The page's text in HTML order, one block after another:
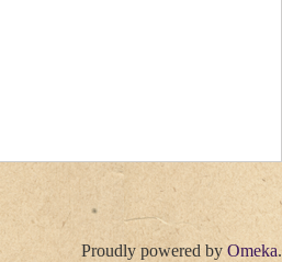
Proudly powered by Omeka.